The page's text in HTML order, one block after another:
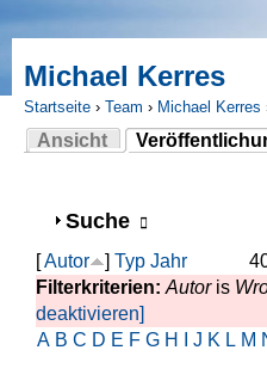
Michael Kerres
Sie sind hier
Startseite › Team › Michael Kerres
Ansicht
(aktiver Reiter)
Anzeigen
Suche
[Autor ] Typ Jahr
Filterkriterien: Autoris
deaktivieren]
A B C D E F G H J K L M